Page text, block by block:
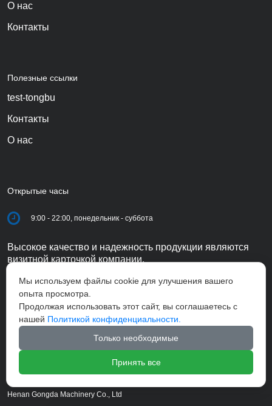
О нас
Контакты
Полезные ссылки
test-tongbu
Контакты
О нас
Открытые часы
9:00 - 22:00, понедельник - суббота
Высокое качество и надежность продукции являются
визитной карточкой компании.
Henan Gongda Machinery Co., Ltd
Мы используем файлы cookie для улучшения вашего
опыта просмотра.
Продолжая использовать этот сайт, вы соглашаетесь с
нашей Политикой конфиденциальности.
Только необходимые
Принять все